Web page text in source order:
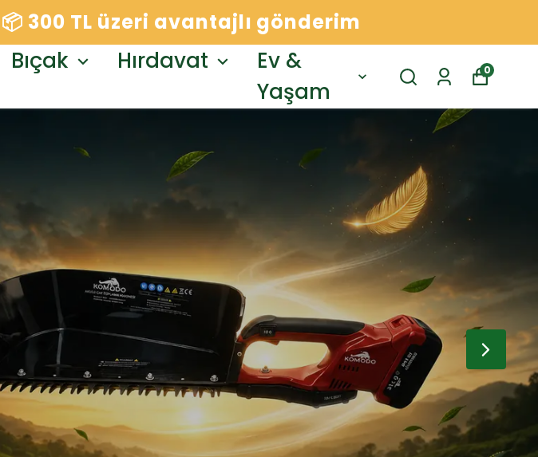
300 TL üzeri avantajlı gönderim
Bıçak Hırdavat
Ev &
Yaşam
0